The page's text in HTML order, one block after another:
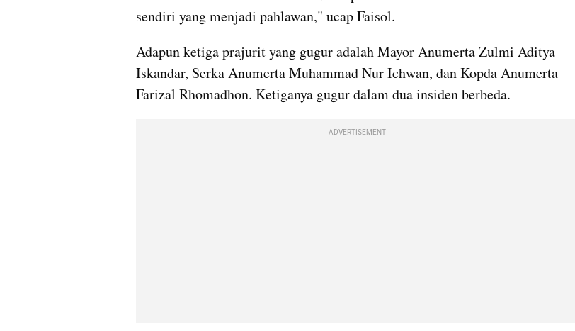
sendiri yang menjadi pahlawan," ucap Faisol.
Adapun ketiga prajurit yang gugur adalah Mayor Anumerta Zulmi Aditya
Iskandar, Serka Anumerta Muhammad Nur Ichwan, dan Kopda Anumerta
Farizal Rhomadhon. Ketiganya gugur dalam dua insiden berbeda.
ADVERTISEMENT